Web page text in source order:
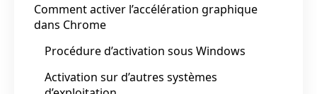
Comment activer l’accélération graphique
dans Chrome
Procédure d’activation sous Windows
Activation sur d’autres systèmes